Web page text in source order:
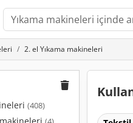
2. el Yıkama makineleri
(408)